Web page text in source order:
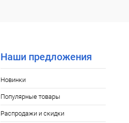
Наши предложения
Новинки
Популярные товары
Распродажи и скидки